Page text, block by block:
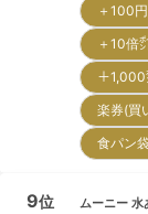
＋100
＋10倍
＋
楽券(
食パン
9位 ムーニー 水